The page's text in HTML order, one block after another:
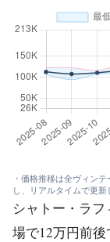
・価格推移は全ヴィン
し、リアルタイムで更新
シャトー・ラ
場で12万円前